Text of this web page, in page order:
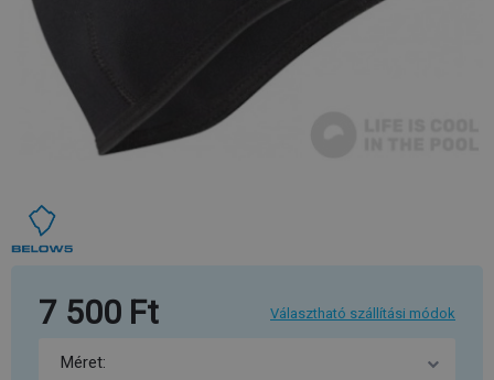
7 500 Ft Választható szállítási módok